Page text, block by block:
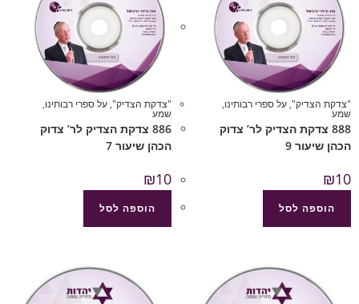
"צדקת הצדיק",על ספרי רבותינו,
שמע
888 צדקת הצדיק לר’ צדוק
הכהן שיעור 9
₪10
הוספה לסל
"צדקת הצדיק",על ספרי רבותינו,
שמע
886 צדקת הצדיק לר’ צדוק
הכהן שיעור 7
₪10
הוספה לסל